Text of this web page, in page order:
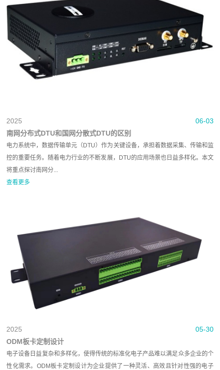
06-03
2025
南网分布式DTU和国网分散式DTU的区别
电力系统中，数据传输单元（DTU）作为关键设备，承担着数据采集、传输和监
控的重要任务。随着电力行业的不断发展，DTU的应用场景也日益多样化。本文
将重点探讨南网分...
查看更多
05-30
2025
ODM板卡定制设计
电子设备日益复杂和多样化，使得传统的标准化电子产品难以满足众多企业的个
性化需求。ODM板卡定制设计为企业提供了一种灵活、高效且针对性强的电子